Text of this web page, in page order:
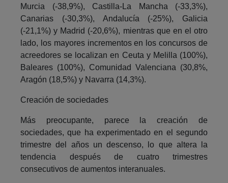
Murcia (-38,9%), Castilla-La Mancha (-33,3%),
Canarias (-30,3%), Andalucía (-25%), Galicia
(-21,1%) y Madrid (-20,6%), mientras que en el otro
lado, los mayores incrementos en los concursos de
acreedores se localizan en Ceuta y Melilla (100%),
Baleares (100%), Comunidad Valenciana (30,8%,
Aragón (18,5%) y Navarra (14,3%).
Creación de sociedades
Más preocupante, parece la creación de
sociedades, que ha experimentado en el segundo
trimestre del años un descenso, lo que altera la
tendencia después de cuatro trimestres
consecutivos de aumentos interanuales.